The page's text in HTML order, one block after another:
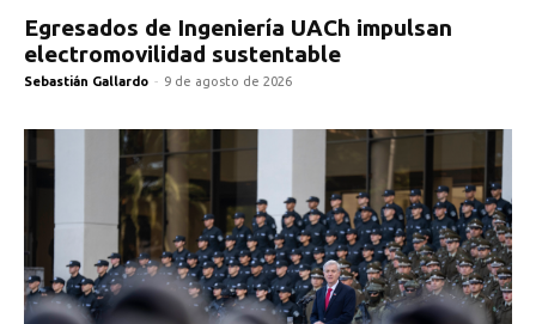
Egresados de Ingeniería UACh impulsan
electromovilidad sustentable
Sebastián Gallardo - 9 de agosto de 2026